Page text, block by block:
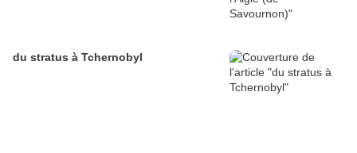
du stratus à Tchernobyl